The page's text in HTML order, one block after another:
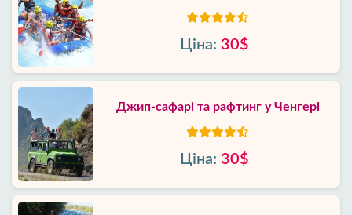
Ціна: 30$
Джип-сафарі та рафтинг у Ченгері
Ціна: 30$